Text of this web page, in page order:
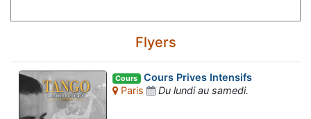
Flyers
Cours Cours Prives Intensifs
Paris
Du lundi au samedi.